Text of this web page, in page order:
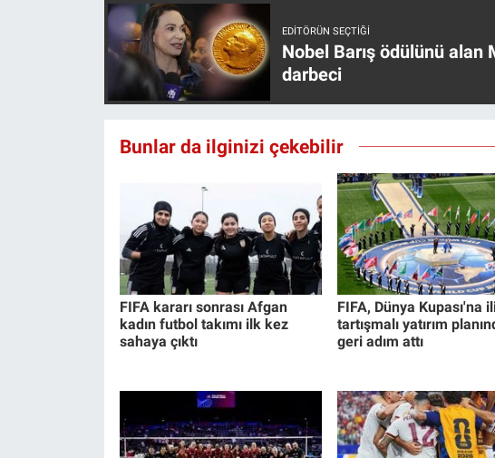
EDITÖRÜN SEÇTIĞI
Nobel Barış ödülünü alan
darbeci
Bunlar da ilginizi çekebilir
FIFA kararı sonrası Afgan
kadın futbol takımı ilk kez
sahaya çıktı
FIFA, Dünya Kupası'na
tartışmalı yatırım
geri adım attı